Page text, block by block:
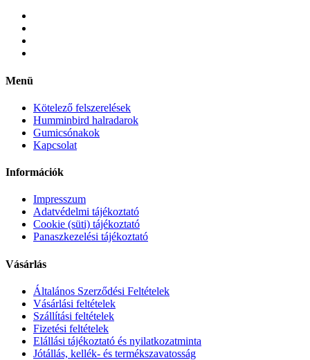
Menü
Kötelező felszerelések
Humminbird halradarok
Gumicsónakok
Kapcsolat
Információk
Impresszum
Adatvédelmi tájékoztató
Cookie (süti) tájékoztató
Panaszkezelési tájékoztató
Vásárlás
Általános Szerződési Feltételek
Vásárlási feltételek
Szállítási feltételek
Fizetési feltételek
Elállási tájékoztató és nyilatkozatminta
Jótállás, kellék- és termékszavatosság